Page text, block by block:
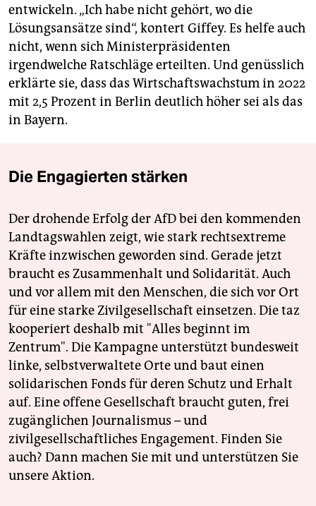
entwickeln. „Ich habe nicht gehört, wo die
Lösungsansätze sind“, kontert Giffey. Es helfe auch
nicht, wenn sich Ministerpräsidenten
irgendwelche Ratschläge erteilten. Und genüsslich
erklärte sie, dass das Wirtschaftswachstum in 2022
mit 2,5 Prozent in Berlin deutlich höher sei als das
in Bayern.
Die Engagierten stärken
Der drohende Erfolg der AfD bei den kommenden
Landtagswahlen zeigt, wie stark rechtsextreme
Kräfte inzwischen geworden sind. Gerade jetzt
braucht es Zusammenhalt und Solidarität. Auch
und vor allem mit den Menschen, die sich vor Ort
für eine starke Zivilgesellschaft einsetzen. Die taz
kooperiert deshalb mit "Alles beginnt im
Zentrum". Die Kampagne unterstützt bundesweit
linke, selbstverwaltete Orte und baut einen
solidarischen Fonds für deren Schutz und Erhalt
auf. Eine offene Gesellschaft braucht guten, frei
zugänglichen Journalismus – und
zivilgesellschaftliches Engagement. Finden Sie
auch? Dann machen Sie mit und unterstützen Sie
unsere Aktion.